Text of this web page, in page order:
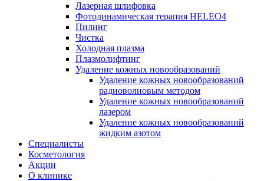
Лазерная шлифовка
Фотодинамическая терапия HELEO4
Пилинг
Чистка
Холодная плазма
Плазмолифтинг
Удаление кожных новообразований
Удаление кожных новообразований
радиоволновым методом
Удаление кожных новообразований
лазером
Удаление кожных новообразований
жидким азотом
Специалисты
Косметология
Акции
О клинике